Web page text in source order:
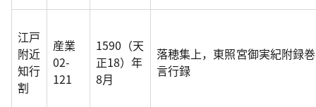
江戸
附近
知行
割
産業
02-
121
1590（天
正18）年
8月
落穂集上，東照宮御実紀附録
言行録